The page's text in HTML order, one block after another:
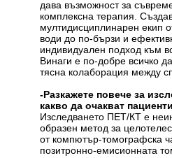
дава възможност за
комплексна терапия.
мултидисциплинарен екип
води до по-бързи и
индивидуален подход към
Винаги е по-добре всичко
тясна колаборация между
-Разкажете повече за
какво да очакват
Изследването ПЕТ/КТ е
образен метод за
от компютър-томографска
позитронно-емисионната